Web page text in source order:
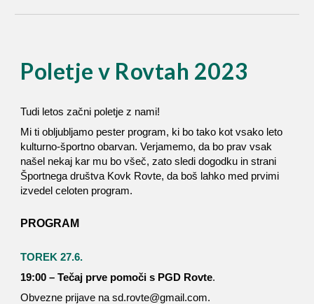
Poletje v Rovtah 2023
Tudi letos začni poletje z nami!
Mi ti obljubljamo pester program, ki bo tako kot vsako leto
kulturno-športno obarvan. Verjamemo, da bo prav vsak
našel nekaj kar mu bo všeč, zato sledi dogodku in strani
Športnega društva Kovk Rovte, da boš lahko med prvimi
izvedel celoten program.
PROGRAM
TOREK 27.6.
19:00 – Tečaj prve pomoči s PGD Rovte.
Obvezne prijave na sd.rovte@gmail.com.